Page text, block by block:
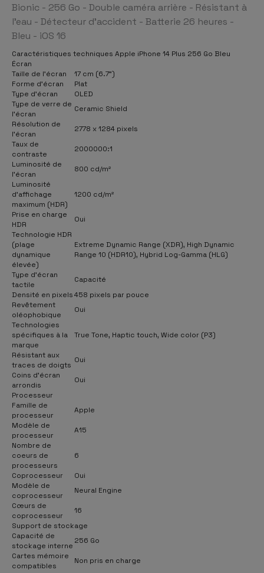
Bionic - 256 Go - Double caméra arrière - Résistant à
l'eau - Détecteur d'accident - Batterie 26 heures -
Bleu - iOS 16
Caractéristiques techniques Apple iPhone 14 Plus 256 Go Bleu
Écran
Taille de l'écran
17 cm (6.7")
Forme d'écran
Plat
Type d'écran
OLED
Type de verre de
l'écran
Ceramic Shield
Résolution de
l'écran
2778 x 1284 pixels
Taux de
contraste
2000000:1
Luminosité de
l'écran
800 cd/m²
Luminosité
d’affichage
maximum (HDR)
1200 cd/m²
Prise en charge
HDR
Oui
Technologie HDR
(plage
dynamique
élevée)
Extreme Dynamic Range (XDR), High Dynamic
Range 10 (HDR10), Hybrid Log-Gamma (HLG)
Type d'écran
tactile
Capacité
Densité en pixels458 pixels par pouce
Revêtement
oléophobique
Oui
Technologies
spécifiques à la
marque
True Tone, Haptic touch, Wide color (P3)
Résistant aux
traces de doigts
Oui
Coins d'écran
arrondis
Oui
Processeur
Famille de
processeur
Apple
Modèle de
processeur
A15
Nombre de
coeurs de
processeurs
6
Coprocesseur
Oui
Modèle de
coprocesseur
Neural Engine
Cœurs de
coprocesseur
16
Support de stockage
Capacité de
stockage interne
256 Go
Cartes mémoire
compatibles
Non pris en charge